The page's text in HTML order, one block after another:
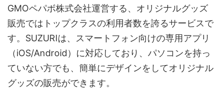
GMOペパボ株式会社運営する、オリジナルグッズ
販売ではトップクラスの利用者数を誇るサービスで
す。SUZURIは、スマートフォン向けの専用アプリ
（iOS/Android）に対応しており、パソコンを持っ
ていない方でも、簡単にデザインをしてオリジナル
グッズの販売ができます。